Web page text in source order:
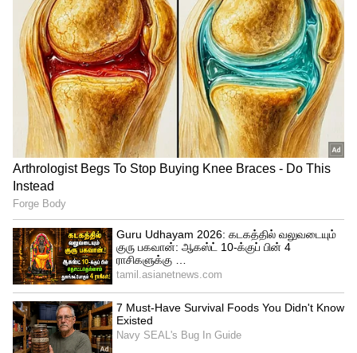
தொடங்கியது..
வயது வரம்பு:
விண்ணப்பதாரர்களுக்கு வயது 32க்குள்
இருக்க வேண்டும். இட ஒதுக்கீட்டின் படி
வயது வரம்பிலிருந்து தளர்வுகள்
அளிக்கப்பட்டுள்ளன.
கல்வித் தகுதி:
ஆய்வாளர்: அரசு அல்லது அரசால்
அங்கீகரிக்கப்பட்ட பல்கலைக்கழகம்